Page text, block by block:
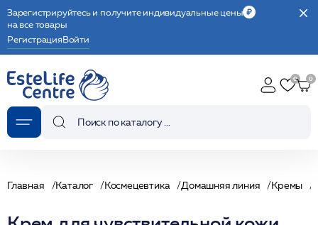
Зарегистрируйтесь и получите индивидуальные цены
на все товары
РегистрацияВойти
Главная Каталог Космецевтика Домашняя линия Кремы